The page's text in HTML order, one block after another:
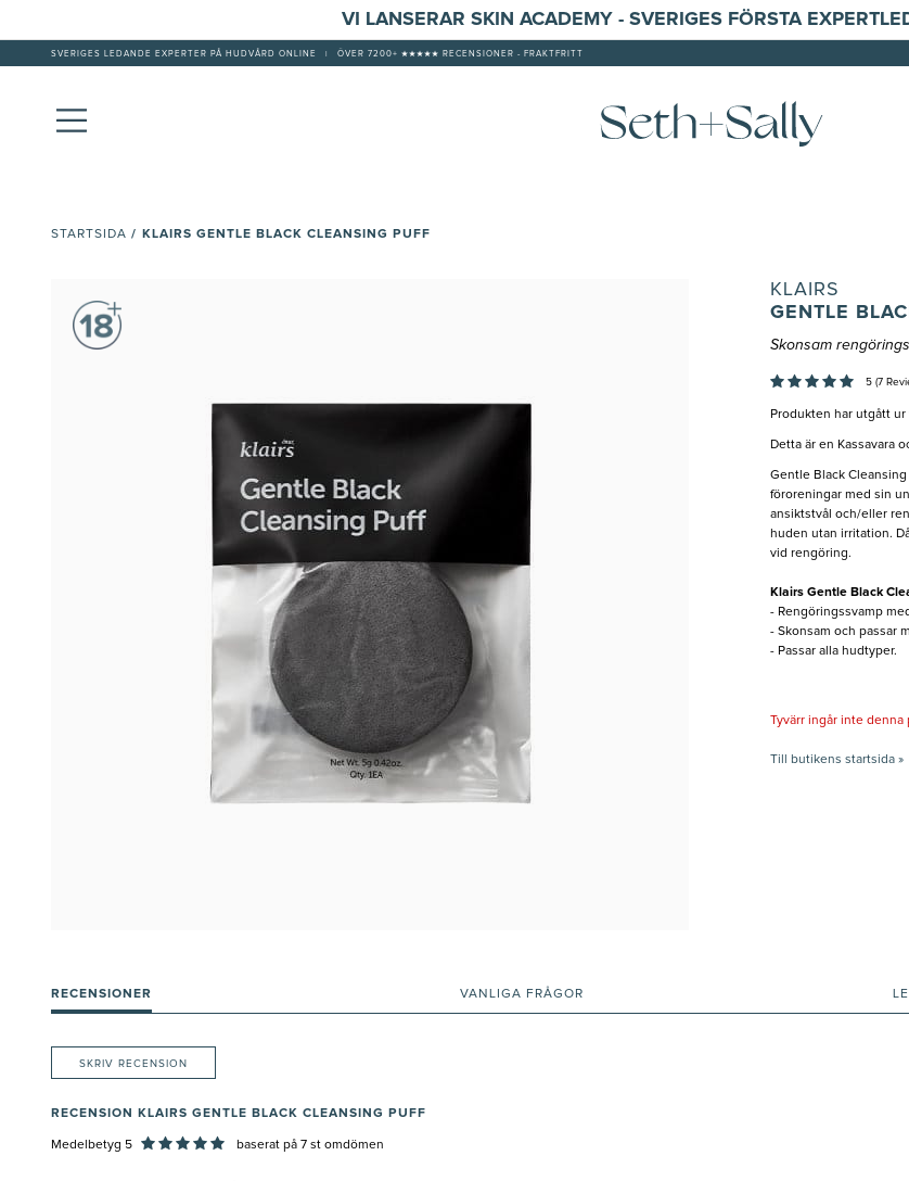
VI LANSERAR SKIN ACADEMY - SVERIGES FÖRSTA
SVERIGES LEDANDE EXPERTER PÅ HUDVÅRD ONLINE ÖVER 7200+ ★★★★★ RECENSIONER - FRAKTFRITT
STARTSIDA / KLAIRS GENTLE BLACK CLEANSING PUFF
KLAIRS
GENTLE
Skonsam
5 (7
Produkten har utgått
Detta är en Kassavara
Gentle Black
föroreningar med sin
ansiktstvål och/eller
huden utan irritation.
vid rengöring.
Klairs Gentle Black
- Rengöringssvamp
- Skonsam och passar
- Passar alla hudtyper.
Tyvärr ingår inte
Till butikens startsida »
RECENSIONER VANLIGA FRÅGOR
SKRIV RECENSION
RECENSION KLAIRS GENTLE BLACK CLEANSING PUFF
Medelbetyg 5 baserat på 7 st omdömen